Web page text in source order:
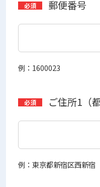
郵便番号
例：1600023
ご住所1（
例：東京都新宿区西新宿